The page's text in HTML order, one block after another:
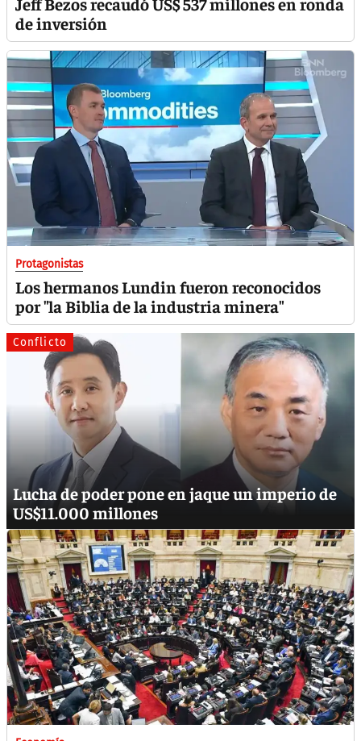
de inversión
Protagonistas
Los hermanos Lundin fueron reconocidos
por "la Biblia de la industria minera"
Conflicto
Lucha de poder pone en jaque un imperio de
US$11.000 millones